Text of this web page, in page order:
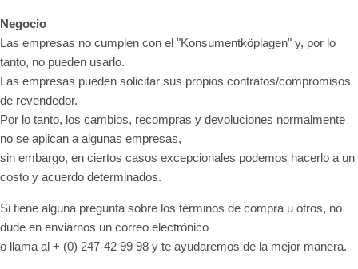
Negocio
Las empresas no cumplen con el "Konsumentköplagen" y, por lo
tanto, no pueden usarlo.
Las empresas pueden solicitar sus propios contratos/compromisos
de revendedor.
Por lo tanto, los cambios, recompras y devoluciones normalmente
no se aplican a algunas empresas,
sin embargo, en ciertos casos excepcionales podemos hacerlo a un
costo y acuerdo determinados.
Si tiene alguna pregunta sobre los términos de compra u otros, no
dude en enviarnos un correo electrónico
o llama al + (0) 247-42 99 98 y te ayudaremos de la mejor manera.